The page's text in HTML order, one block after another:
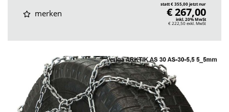
merken
statt € 355,00 jetzt nur
€ 267,00
inkl. 20% MwSt
€ 222,50exkl. MwSt